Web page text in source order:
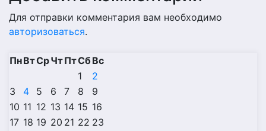
Для отправки комментария вам необходимо
авторизоваться.
ПнВтСрЧтПтСбВс
1
2
3
4 5 6 7 8
9
10 11 12 13 14 15 16
17 18 19 20 21 22 23